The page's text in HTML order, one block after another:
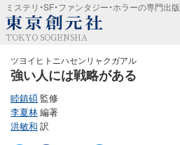
ミステリ・SF・ファンタジー・ホラーの専門出版
TOKYO SOGENSHA
ツヨイヒトニハセンリャクガアル
強い人には戦略がある
睦鎮碩 監修
李夏林編著
洪敏和 訳